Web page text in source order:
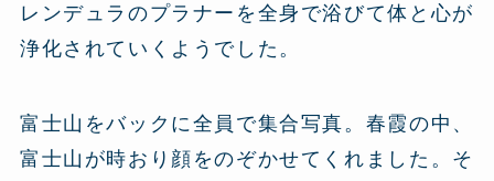
レンデュラのプラナーを全身で浴びて体と心が
浄化されていくようでした。
富士山をバックに全員で集合写真。春霞の中、
富士山が時おり顔をのぞかせてくれました。そ